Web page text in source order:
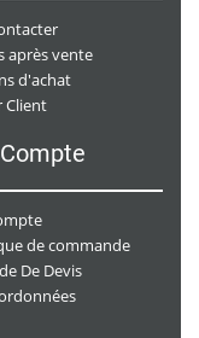
après vente
d'achat
Client
de commande
De Devis